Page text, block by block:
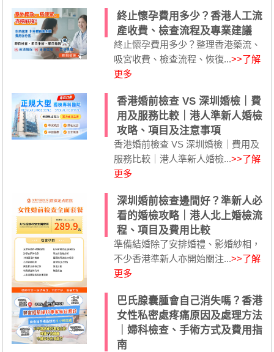
終止懷孕費用多少？香港人工流
產收費、檢查流程及專業建議
終止懷孕費用多少？整理香港藥流、
吸宮收費、檢查流程、恢復...>>了解
更多
香港婚前檢查 VS 深圳婚檢｜費
用及服務比較｜港人準新人婚檢
攻略、項目及注意事項
香港婚前檢查 VS 深圳婚檢｜費用及
服務比較｜港人準新人婚檢...>>了解
更多
深圳婚前檢查邊間好？準新人必
看的婚檢攻略｜港人北上婚檢流
程、項目及費用比較
準備結婚除了安排婚禮、影婚紗相，
不少香港準新人亦開始關注...>>了解
更多
巴氏腺囊腫會自己消失嗎？香港
女性私密處疼痛原因及處理方法
｜婦科檢查、手術方式及費用指
南